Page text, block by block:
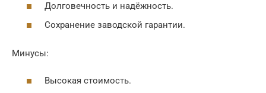
Долговечность и надёжность.
Сохранение заводской гарантии.
Минусы:
Высокая стоимость.